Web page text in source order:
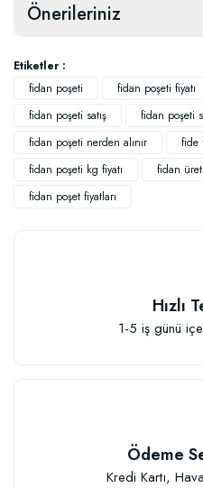
Önerileriniz
Etiketler :
fidan poşeti
fidan poşeti fiyatı
fidan poşeti satış
fidan poşeti
fidan poşeti nerden alınır
fide
fidan poşeti kg fiyatı
fidan
fidan poşet fiyatları
Hızlı
1-5 iş günü
Ödeme
Kredi Kartı,